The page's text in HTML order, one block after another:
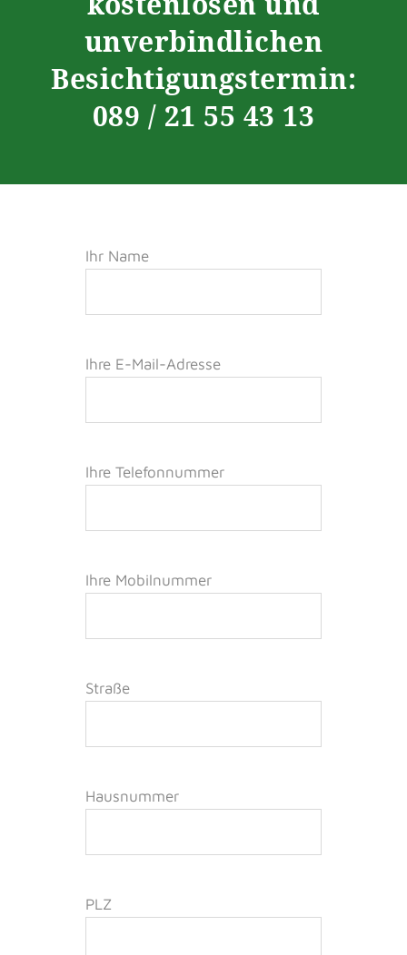
unverbindlichen
Besichtigungstermin:
089 / 21 55 43 13
Ihr Name
Ihre E-Mail-Adresse
Ihre Telefonnummer
Ihre Mobilnummer
Straße
Hausnummer
PLZ